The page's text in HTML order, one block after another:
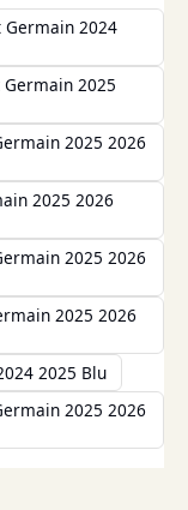
Germain 2024
2025
2025 2026
2025 2026
2025 2026
2025 2026
2025 Blu
2025 2026